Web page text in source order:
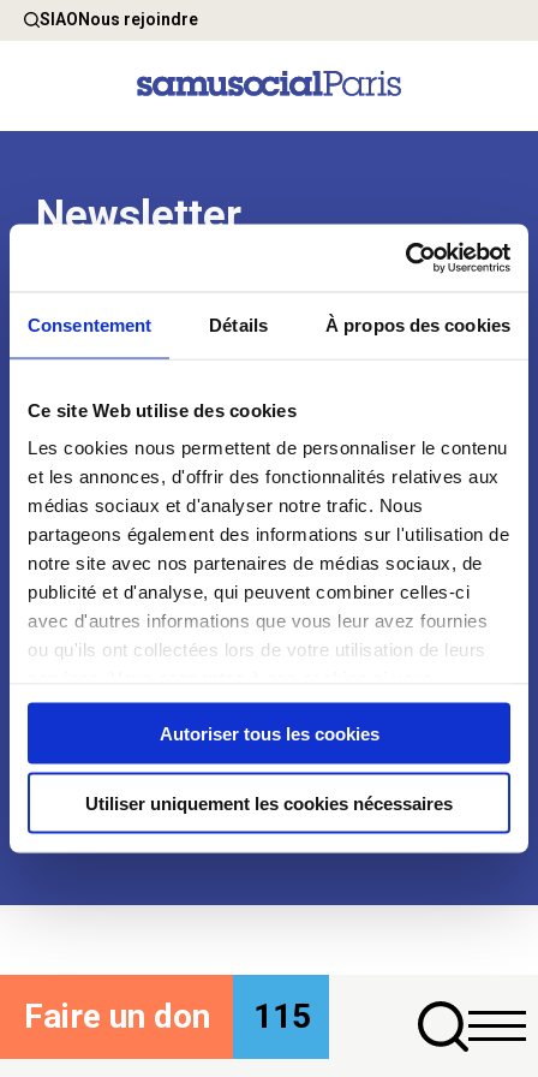
Consentement Détails À propos des cookies
Ce site Web utilise des cookies
Les cookies nous permettent de personnaliser le contenu
et les annonces, d'offrir des fonctionnalités relatives aux
médias sociaux et d'analyser notre trafic. Nous
partageons également des informations sur l'utilisation de
notre site avec nos partenaires de médias sociaux, de
publicité et d'analyse, qui peuvent combiner celles-ci
avec d'autres informations que vous leur avez fournies
ou qu'ils ont collectées lors de votre utilisation de leurs
continuez à utiliser notre site Web.
Autoriser tous les cookies
Utiliser uniquement les cookies nécessaires
SIAONous rejoindre
Faire un don 115
Newsletter
Qui sommes-nous ?
Notre organisation
Notre histoire
Nos engagements
Nos plaidoyers
Espace Presse
Communiqués
Revues de presse
Nous rejoindre Nous contacter
Mentions légales
personnelles
FAQ